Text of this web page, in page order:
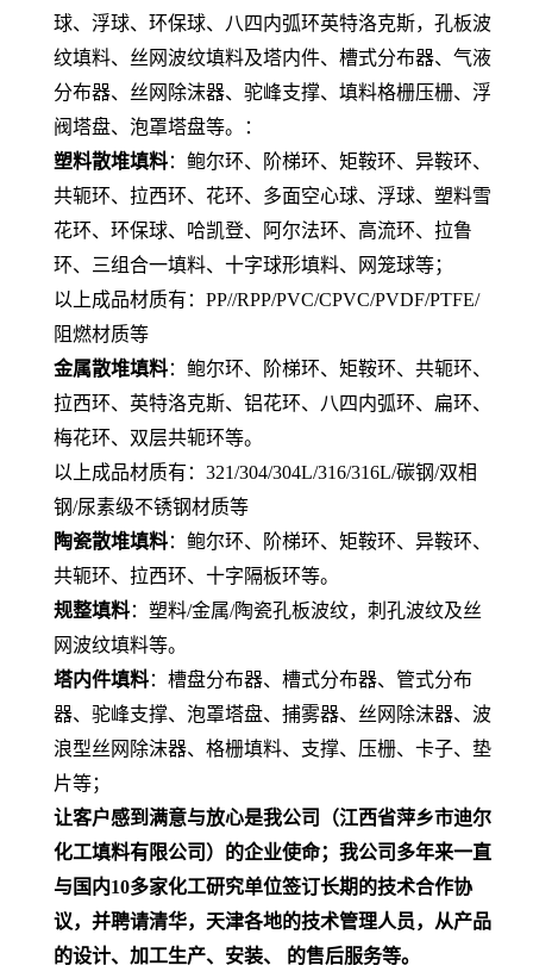
球、浮球、环保球、八四内弧环英特洛克斯，孔板波
纹填料、丝网波纹填料及塔内件、槽式分布器、气液
分布器、丝网除沫器、驼峰支撑、填料格栅压栅、浮
阀塔盘、泡罩塔盘等。：
塑料散堆填料：鲍尔环、阶梯环、矩鞍环、异鞍环、
共轭环、拉西环、花环、多面空心球、浮球、塑料雪
花环、环保球、哈凯登、阿尔法环、高流环、拉鲁
环、三组合一填料、十字球形填料、网笼球等；
以上成品材质有：PP//RPP/PVC/CPVC/PVDF/PTFE/
阻燃材质等
金属散堆填料：鲍尔环、阶梯环、矩鞍环、共轭环、
拉西环、英特洛克斯、铝花环、八四内弧环、扁环、
梅花环、双层共轭环等。
以上成品材质有：321/304/304L/316/316L/碳钢/双相
钢/尿素级不锈钢材质等
陶瓷散堆填料：鲍尔环、阶梯环、矩鞍环、异鞍环、
共轭环、拉西环、十字隔板环等。
规整填料：塑料/金属/陶瓷孔板波纹，刺孔波纹及丝
网波纹填料等。
塔内件填料：槽盘分布器、槽式分布器、管式分布
器、驼峰支撑、泡罩塔盘、捕雾器、丝网除沫器、波
浪型丝网除沫器、格栅填料、支撑、压栅、卡子、垫
片等；
让客户感到满意与放心是我公司（江西省萍乡市迪尔
化工填料有限公司）的企业使命；我公司多年来一直
与国内10多家化工研究单位签订长期的技术合作协
议，并聘请清华，天津各地的技术管理人员，从产品
的设计、加工生产、安装、 的售后服务等。